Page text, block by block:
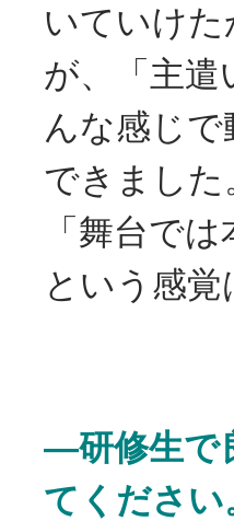
いていけ
が、「主
んな感じ
できまし
「舞台で
という感
―研修生で
てください